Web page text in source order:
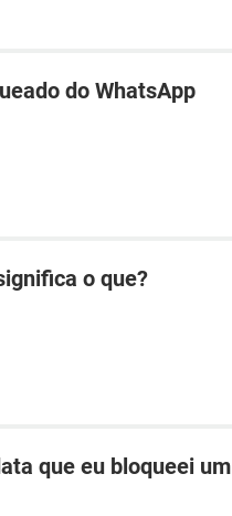
do WhatsApp
o que?
que eu bloqueei um